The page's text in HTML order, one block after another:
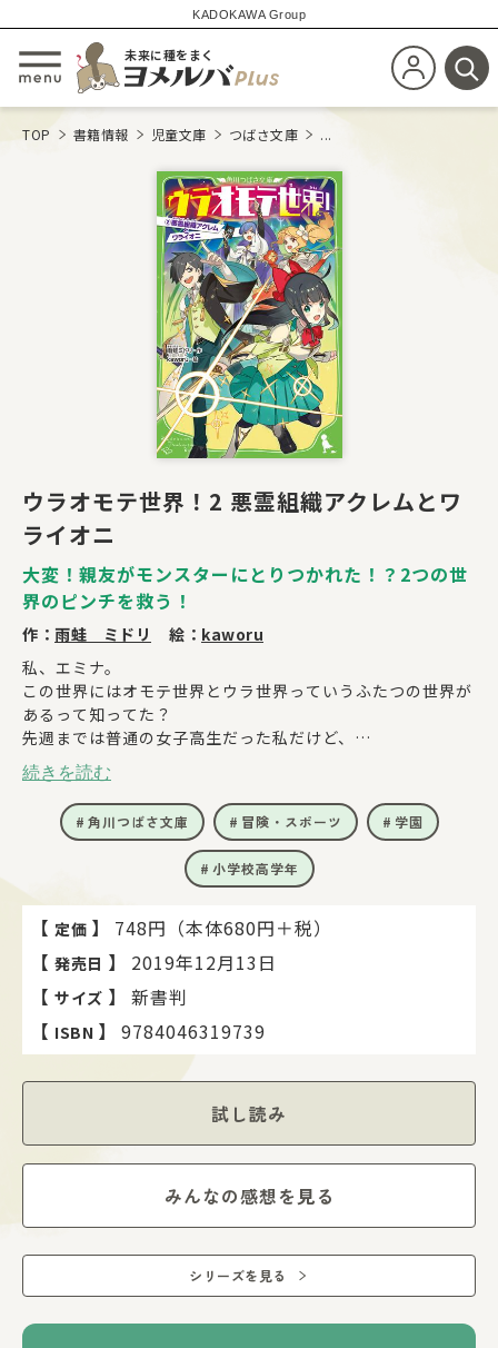
KADOKAWA Group
メニューを開閉する
未来に種をまく
新規会員登
検
TOP 書籍情報 児童文庫 つばさ文庫 ...
ウラオモテ世界！2 悪霊組織アクレムとワ
ライオニ
大変！親友がモンスターにとりつかれた！？2つの世
界のピンチを救う！
作： 雨蛙 ミドリ 絵： kaworu
私、エミナ。
この世界にはオモテ世界とウラ世界っていうふたつの世界が
あるって知ってた？
先週までは普通の女子高生だった私だけど、
ナントこのふたつの世界を救うために悪霊組織アクレムと戦
うことになっちゃったんだ。
平日は学校に通って放課後と土日に悪霊退治＆モンスター退
とっても大変だけど、一緒に戦う新たな仲間も増えたんだ。
よーし、世界のためにがんばっちゃおう！
続きを読む
角川つばさ文庫 冒険・スポーツ 学園
小学校高学年
【 定価 】
748円（本体680円＋税）
【 発売日 】
2019年12月13日
【 サイズ 】
新書判
【 ISBN 】 9784046319739
試し読み
みんなの感想を見る
シリーズを見る